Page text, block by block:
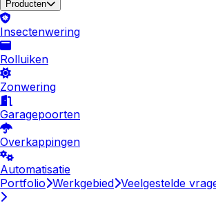
Producten
Insectenwering
Rolluiken
Zonwering
Garagepoorten
Overkappingen
Automatisatie
Portfolio Werkgebied Veelgestelde